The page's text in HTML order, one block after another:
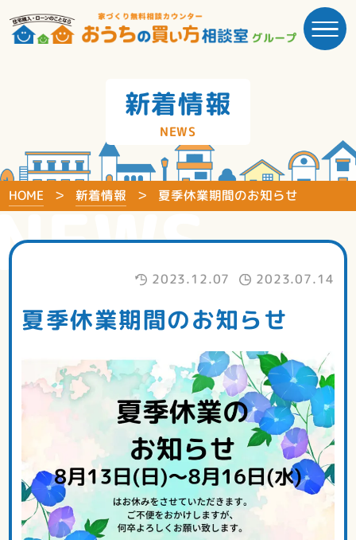
新着情報
NEWS
HOME 新着情報 夏季休業期間のお知らせ
2023.12.07 2023.07.14
夏季休業期間のお知らせ